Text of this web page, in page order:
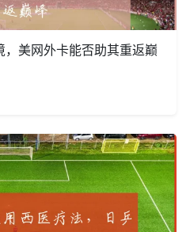
美网外卡能否助其重返巅